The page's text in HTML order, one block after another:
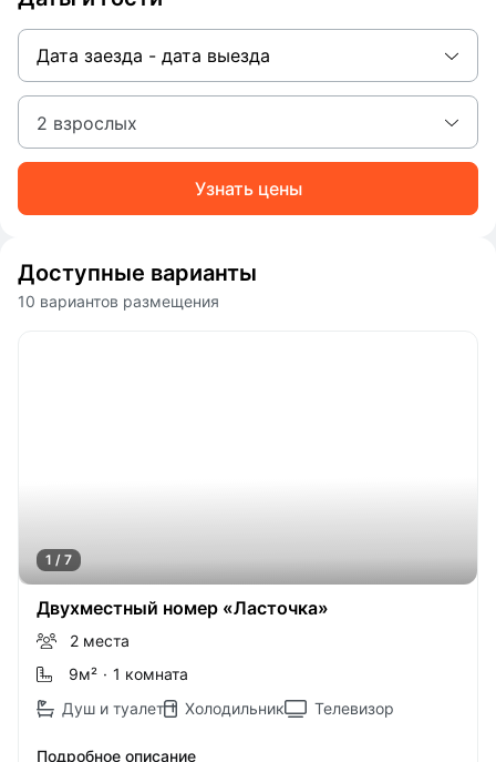
Дата заезда - дата выезда
2 взрослых
Узнать цены
Доступные варианты
10 вариантов размещения
1 / 7
Двухместный номер «Ласточка»
2 места
9м² · 1 комната
Душ и туалет
Холодильник Телевизор
Подробное описание